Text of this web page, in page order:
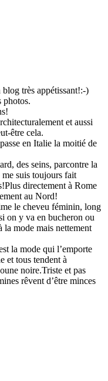
très appétissant!:-)
photos.
et aussi
être cela.
en Italie la moitié de
des seins, parcontre la
suis toujours fait
directement à Rome
au Nord!
le cheveu féminin, long
on y va en bucheron ou
mode mais nettement
la mode qui l’emporte
et tous tendent à
noire.Triste et pas
rêvent d’être minces